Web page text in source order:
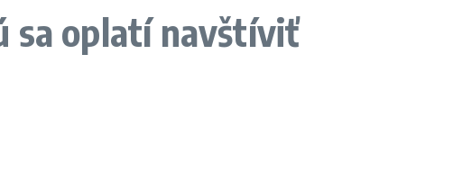
sa oplatí navštíviť